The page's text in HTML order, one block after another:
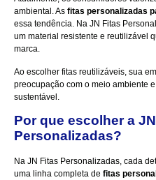
ambiental. As fitas personalizadas
essa tendência. Na JN Fitas
um material resistente e reutilizável
marca.
Ao escolher fitas reutilizáveis, sua
preocupação com o meio ambiente
sustentável.
Por que escolher a
Personalizadas?
Na JN Fitas Personalizadas, cada
uma linha completa de fitas